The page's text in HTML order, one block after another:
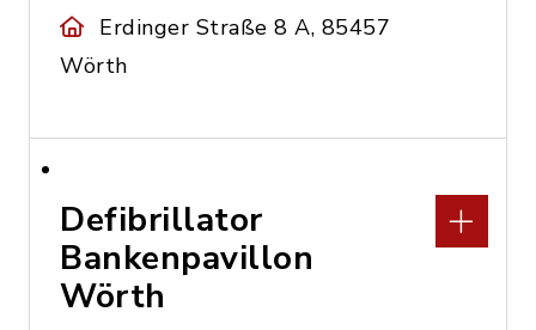
Erdinger Straße 8 A, 85457
Wörth
Defibrillator
Bankenpavillon
Wörth